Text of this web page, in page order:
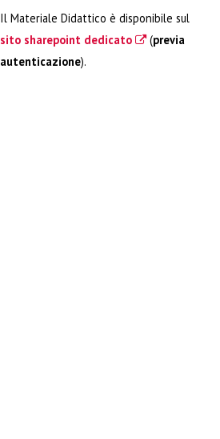
Il Materiale Didattico è disponibile sul
sito sharepoint dedicato
(previa
autenticazione).